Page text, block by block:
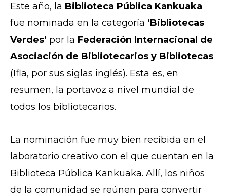
Este año, la Biblioteca Pública Kankuaka
fue nominada en la categoría ‘Bibliotecas
Verdes’ por la Federación Internacional de
Asociación de Bibliotecarios y Bibliotecas
(Ifla, por sus siglas inglés). Esta es, en
resumen, la portavoz a nivel mundial de
todos los bibliotecarios.
La nominación fue muy bien recibida en el
laboratorio creativo con el que cuentan en la
Biblioteca Pública Kankuaka. Allí, los niños
de la comunidad se reúnen para convertir